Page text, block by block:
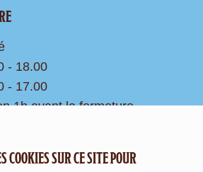
- 18.00
- 17.00
1h avant la fermeture
COOKIES SUR CE SITE POUR